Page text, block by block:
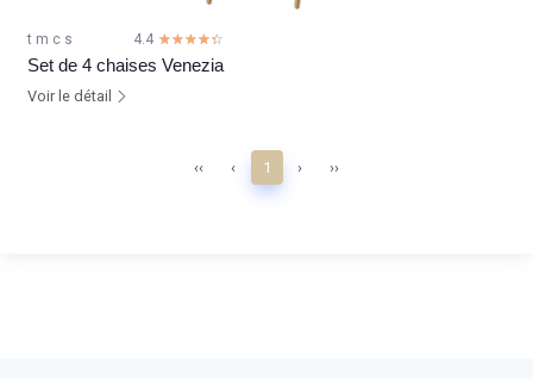
t m c s 4.4 ☆☆☆☆☆
★★★★★
Set de 4 chaises Venezia
Voir le détail
‹‹ ‹ 1 › ››